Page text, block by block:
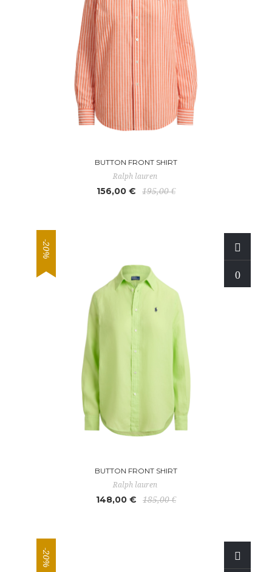
BUTTON FRONT SHIRT
Ralph lauren
156,00 € 195,00 €
-20%
BUTTON FRONT SHIRT
Ralph lauren
148,00 € 185,00 €
-20%